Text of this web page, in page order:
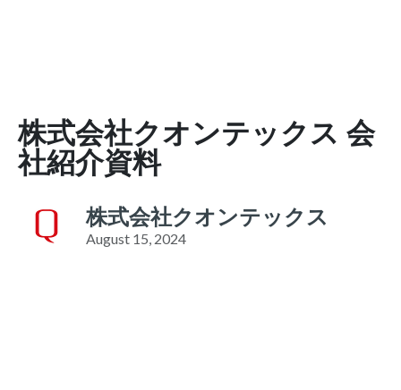
株式会社クオンテックス 会
社紹介資料
株式会社クオンテックス
August 15, 2024